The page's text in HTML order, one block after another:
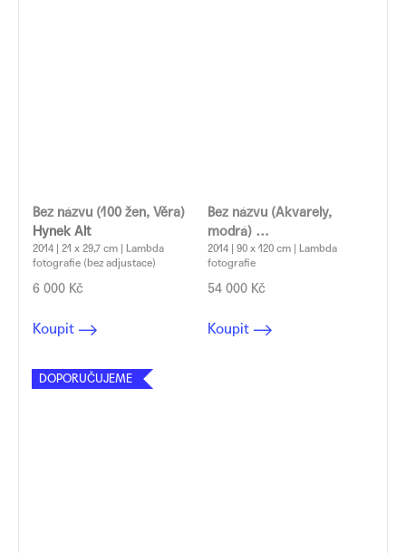
Bez názvu (100 žen, Věra)
Hynek Alt
2014 | 21 x 29,7 cm | Lambda
fotografie (bez adjustace)
6 000 Kč
Koupit
Bez názvu (Akvarely,
modrá)
Hynek Alt
2014 | 90 x 120 cm | Lambda
fotografie
54 000 Kč
Koupit
DOPORUČUJEME